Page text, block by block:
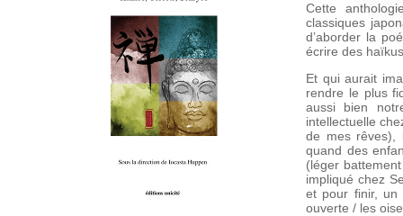
Cette
classiques
d’aborder la
écrire des
Et qui aurait
rendre le plus
aussi bien
intellectuelle
de mes rêves),
quand des
(léger
impliqué chez
et pour finir, un
ouverte / les